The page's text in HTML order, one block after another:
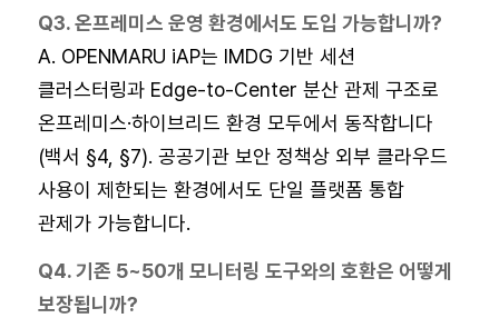
Q3. 온프레미스 운영 환경에서도 도입 가능합니까?
A. OPENMARU iAP는 IMDG 기반 세션
클러스터링과 Edge-to-Center 분산 관제 구조로
온프레미스·하이브리드 환경 모두에서 동작합니다
(백서 §4, §7). 공공기관 보안 정책상 외부 클라우드
사용이 제한되는 환경에서도 단일 플랫폼 통합
관제가 가능합니다.
Q4. 기존 5~50개 모니터링 도구와의 호환은 어떻게
보장됩니까?